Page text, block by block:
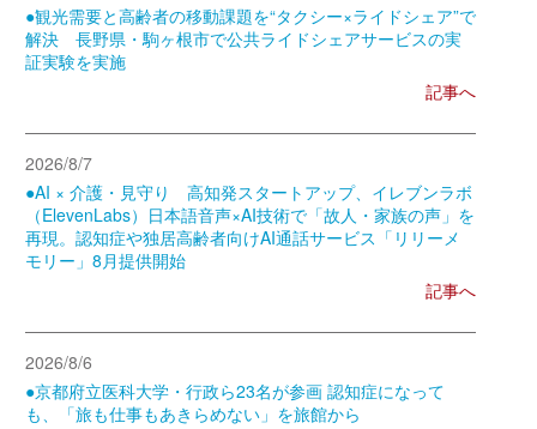
●観光需要と高齢者の移動課題を“タクシー×ライドシェア”で
解決 長野県・駒ヶ根市で公共ライドシェアサービスの実
証実験を実施
記事へ
2026/8/7
●AI × 介護・見守り 高知発スタートアップ、イレブンラボ
（ElevenLabs）日本語音声×AI技術で「故人・家族の声」を
再現。認知症や独居高齢者向けAI通話サービス「リリーメ
モリー」8月提供開始
記事へ
2026/8/6
●京都府立医科大学・行政ら23名が参画 認知症になって
も、「旅も仕事もあきらめない」を旅館から